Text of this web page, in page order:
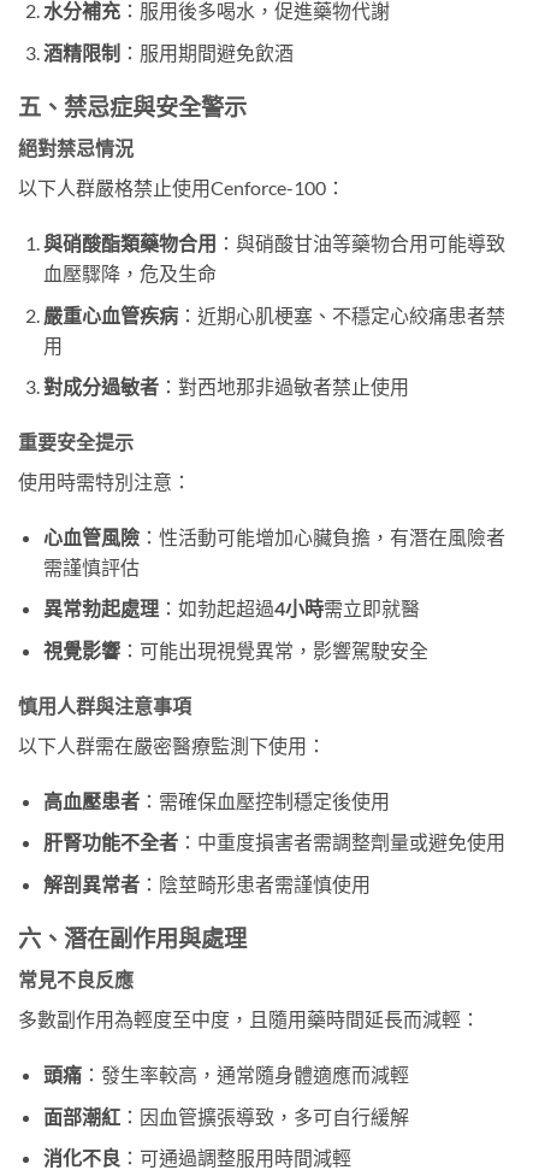
水分補充：服用後多喝水，促進藥物代謝
酒精限制 ：服用期間避免飲酒
五、禁忌症與安全警示
絕對禁忌情況
以下人群嚴格禁止使用Cenforce-100：
與硝酸酯類藥物合用 ：與硝酸甘油等藥物合用可能導致
血壓驟降，危及生命
嚴重心血管疾病：近期心肌梗塞、不穩定心絞痛患者禁
用
對成分過敏者：對西地那非過敏者禁止使用
重要安全提示
使用時需特別注意：
心血管風險：性活動可能增加心臟負擔，有潛在風險者
需謹慎評估
異常勃起處理：如勃起超過4小時需立即就醫
視覺影響：可能出現視覺異常，影響駕駛安全
慎用人群與注意事項
以下人群需在嚴密醫療監測下使用：
高血壓患者：需確保血壓控制穩定後使用
肝腎功能不全者：中重度損害者需調整劑量或避免使用
解剖異常者：陰莖畸形患者需謹慎使用
六、潛在副作用與處理
常見不良反應
多數副作用為輕度至中度，且隨用藥時間延長而減輕：
頭痛：發生率較高，通常隨身體適應而減輕
面部潮紅：因血管擴張導致，多可自行緩解
消化不良 ：可通過調整服用時間減輕